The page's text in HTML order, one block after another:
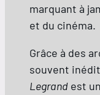
marquant à
et du cinéma.
Grâce à des
souvent
Legrand est